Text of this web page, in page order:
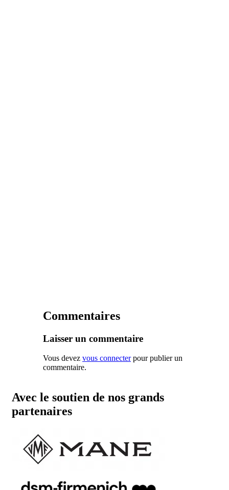
Commentaires
Laisser un commentaire
Vous devez vous connecterpour publier un
commentaire.
Avec le soutien de nos grands
partenaires